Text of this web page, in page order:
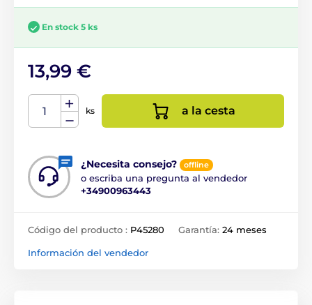
En stock 5 ks
13,99 €
ks a la cesta
¿Necesita consejo? offline
o escriba una pregunta al vendedor
+34900963443
Código del producto : P45280 Garantía: 24 meses
Información del vendedor